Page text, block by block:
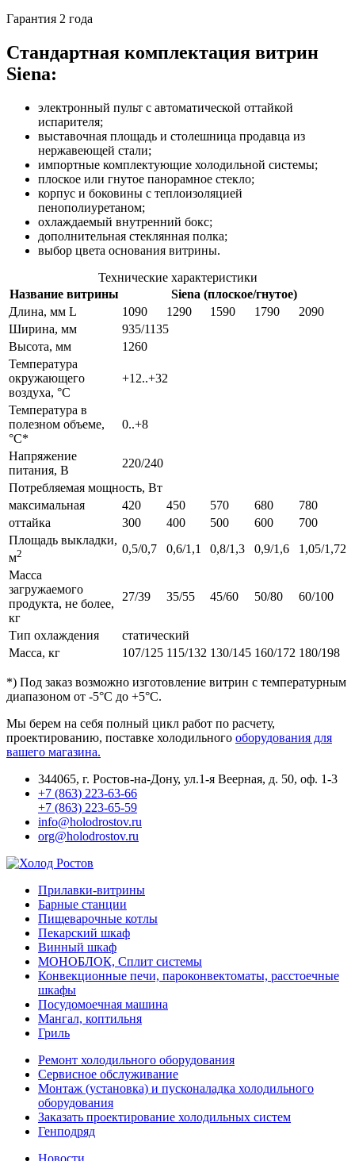
Гарантия 2 года
Стандартная комплектация витрин
Siena:
электронный пульт с автоматической оттайкой
испарителя;
выставочная площадь и столешница продавца из
нержавеющей стали;
импортные комплектующие холодильной системы;
плоское или гнутое панорамное стекло;
корпус и боковины с теплоизоляцией
пенополиуретаном;
охлаждаемый внутренний бокс;
дополнительная стеклянная полка;
выбор цвета основания витрины.
Технические характеристики
Название витрины
Siena (плоское/гнутое)
Длина, мм L
1090 1290 1590 1790
2090
Ширина, мм
935/1135
Высота, мм
1260
Температура
окружающего
воздуха, °С
+12..+32
Температура в
полезном объеме,
°С*
0..+8
Напряжение
питания, В
220/240
Потребляемая мощность, Вт
максимальная
420 450 570 680
780
оттайка
300 400 500 600
700
Площадь выкладки,
м2 0,5/0,7 0,6/1,1 0,8/1,3 0,9/1,6
1,05/1,72
Масса
загружаемого
продукта, не более,
кг
27/39 35/55 45/60 50/80 60/100
Тип охлаждения
статический
Масса, кг
107/125 115/132 130/145 160/172 180/198
*) Под заказ возможно изготовление витрин c температурным
диапазоном от -5°С до +5°С.
Мы берем на себя полный цикл работ по расчету,
проектированию, поставке холодильного оборудования для
вашего магазина.
344065, г. Ростов-на-Дону, ул.1-я Веерная, д. 50, оф. 1-3
+7 (863) 223-63-66
+7 (863) 223-65-59
info@holodrostov.ru
org@holodrostov.ru
Прилавки-витрины
Барные станции
Пищеварочные котлы
Пекарский шкаф
Винный шкаф
МОНОБЛОК, Сплит системы
Конвекционные печи, пароконвектоматы, расстоечные
шкафы
Посудомоечная машина
Мангал, коптильня
Гриль
Ремонт холодильного оборудования
Сервисное обслуживание
Монтаж (установка) и пусконаладка холодильного
оборудования
Заказать проектирование холодильных систем
Генподряд